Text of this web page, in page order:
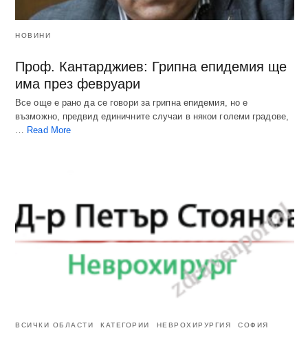
НОВИНИ
Проф. Кантарджиев: Грипна епидемия ще
има през февруари
Все още е рано да се говори за грипна епидемия, но е
възможно, предвид единичните случаи в някои големи градове,
… Read More
ВСИЧКИ ОБЛАСТИ КАТЕГОРИИ НЕВРОХИРУРГИЯ СОФИЯ